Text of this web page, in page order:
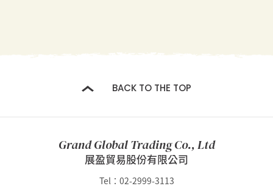
BACK TO THE TOP
Grand Global Trading Co., Ltd
展盈貿易股份有限公司
Tel：02-2999-3113